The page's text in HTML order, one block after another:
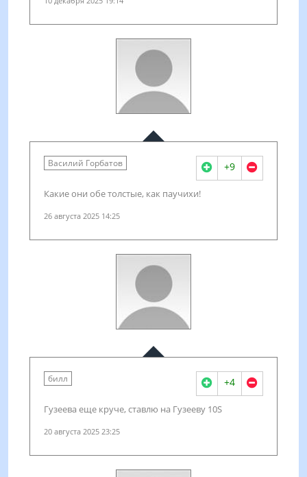
Василий Горбатов +9
Какие они обе толстые, как паучихи!
26 августа 2025 14:25
билл +4
Гузеева еще круче, ставлю на Гузееву 10S
20 августа 2025 23:25